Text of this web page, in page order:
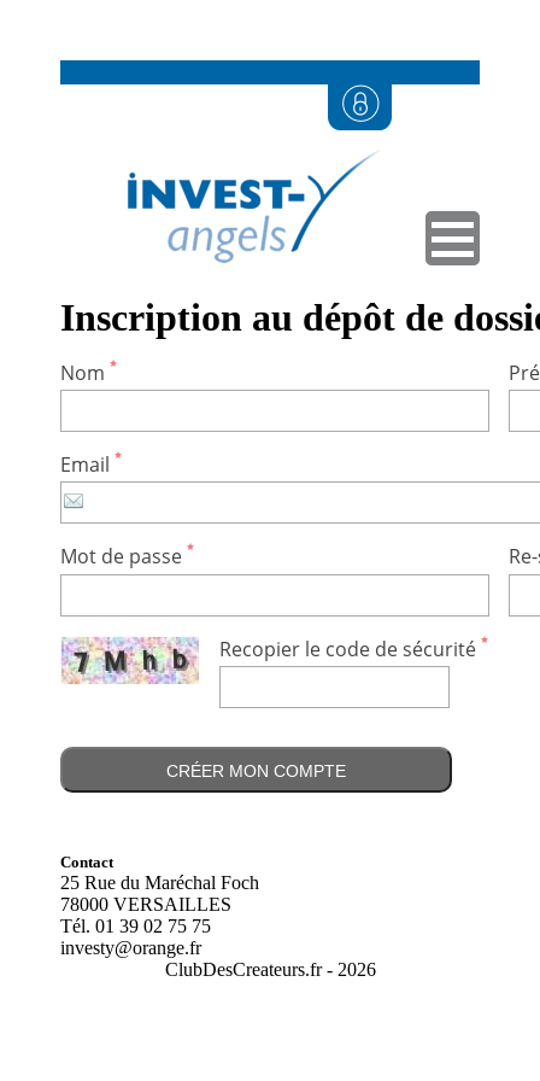
Inscription au dépôt de
Nom
Email
Mot de passe
Recopier le code de sécurité
Contact
25 Rue du Maréchal Foch
78000 VERSAILLES
Tél. 01 39 02 75 75
investy@orange.fr
ClubDesCreateurs.fr - 2026